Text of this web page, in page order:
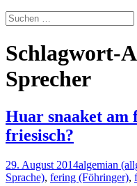
Suchen
nach:
Schlagwort-
Sprecher
Huar snaaket am
friesisch?
29. August 2014algemian
Sprache), fering (Föhringer),